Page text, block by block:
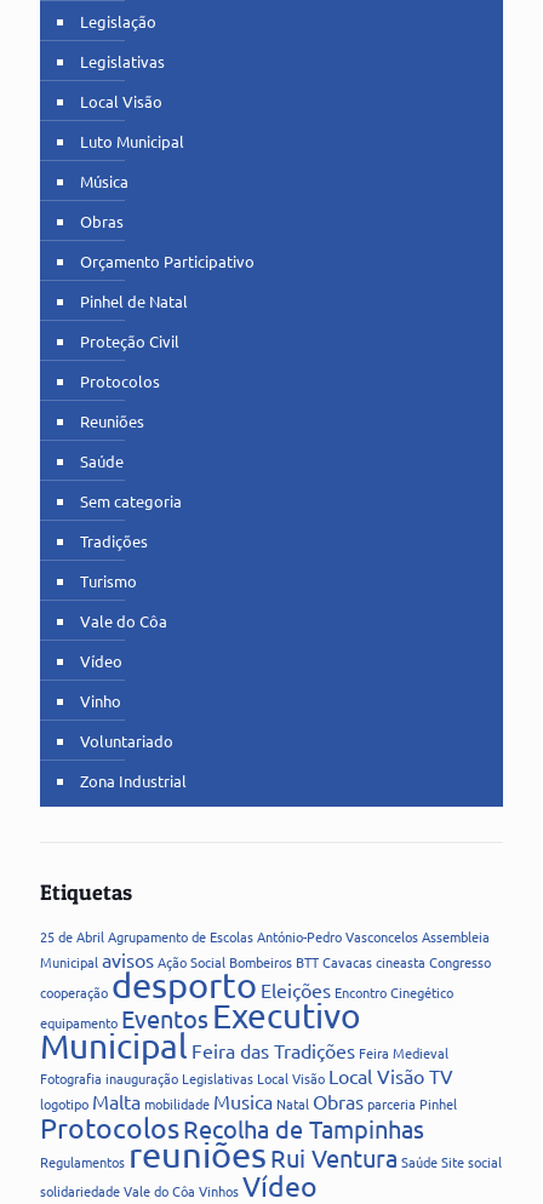
Legislação
Legislativas
Local Visão
Luto Municipal
Música
Obras
Orçamento Participativo
Pinhel de Natal
Proteção Civil
Protocolos
Reuniões
Saúde
Sem categoria
Tradições
Turismo
Vale do Côa
Vídeo
Vinho
Voluntariado
Zona Industrial
Etiquetas
25 de Abril Agrupamento de EscolasAntónio-Pedro VasconcelosAssembleia
Municipal avisosAção Social Bombeiros BTTCavacascineasta Congresso
cooperação desporto Eleições Encontro Cinegético
equipamento Eventos Executivo
Municipal Feira das Tradições Feira Medieval
Fotografia inauguração Legislativas Local Visão Local Visão TV
logotipo Maltamobilidade Musica Natal Obrasparceria Pinhel
ProtocolosRecolha de Tampinhas
Regulamentos reuniões Rui Ventura SaúdeSitesocial
solidariedadeVale do Côa VinhosVídeo